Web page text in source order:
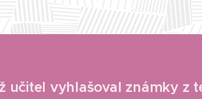
učitel vyhlašoval známky z